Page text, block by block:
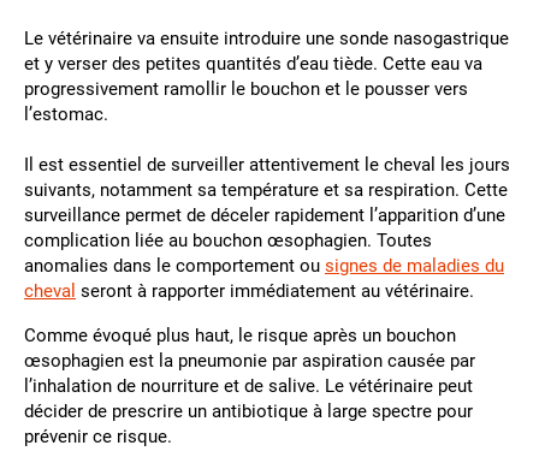
Le vétérinaire va ensuite introduire une sonde nasogastrique
et y verser des petites quantités d’eau tiède. Cette eau va
progressivement ramollir le bouchon et le pousser vers
l’estomac.
Il est essentiel de surveiller attentivement le cheval les jours
suivants, notamment sa température et sa respiration. Cette
surveillance permet de déceler rapidement l’apparition d’une
complication liée au bouchon œsophagien. Toutes
anomalies dans le comportement ou signes de maladies du
cheval seront à rapporter immédiatement au vétérinaire.
Comme évoqué plus haut, le risque après un bouchon
œsophagien est la pneumonie par aspiration causée par
l’inhalation de nourriture et de salive. Le vétérinaire peut
décider de prescrire un antibiotique à large spectre pour
prévenir ce risque.